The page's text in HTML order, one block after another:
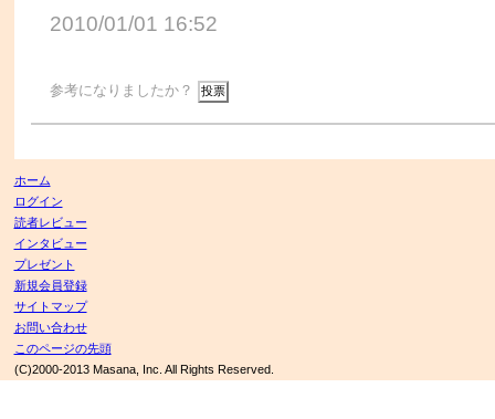
2010/01/01 16:52
参考になりましたか？
ホーム
ログイン
読者レビュー
インタビュー
プレゼント
新規会員登録
サイトマップ
お問い合わせ
このページの先頭
(C)2000-2013 Masana, Inc. All Rights Reserved.